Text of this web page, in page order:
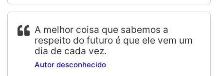
A melhor coisa que sabemos a
respeito do futuro é que ele vem um
dia de cada vez.
Autor desconhecido